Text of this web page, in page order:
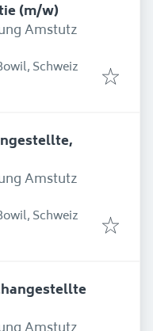
(m/w)
Amstutz
Schweiz
Amstutz
Schweiz